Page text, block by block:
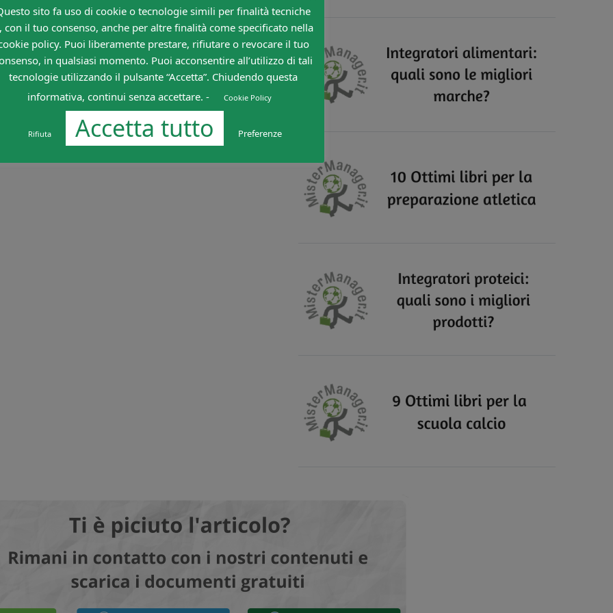
sito fa uso di cookie o tecnologie simili per finalità tecniche
con il tuo consenso, anche per altre finalità come specificato nella
policy. Puoi liberamente prestare, rifiutare o revocare il tuo
in qualsiasi momento. Puoi acconsentire all’utilizzo di tali
tecnologie utilizzando il pulsante “Accetta”. Chiudendo questa
informativa, continui senza accettare. -
Cookie Policy
Rifiuta Accetta tutto Preferenze